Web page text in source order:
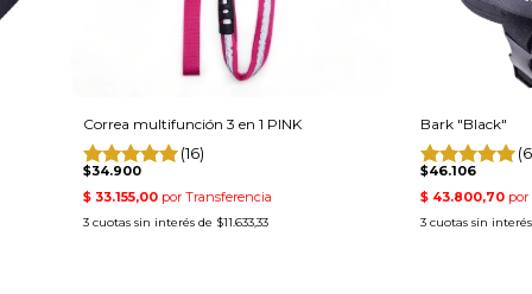
Correa multifunción 3 en 1 PINK
(16)
$34.900
3 cuotas sin interés de $11.633,33
Bark "Black"
$46.106
3 cuotas sin